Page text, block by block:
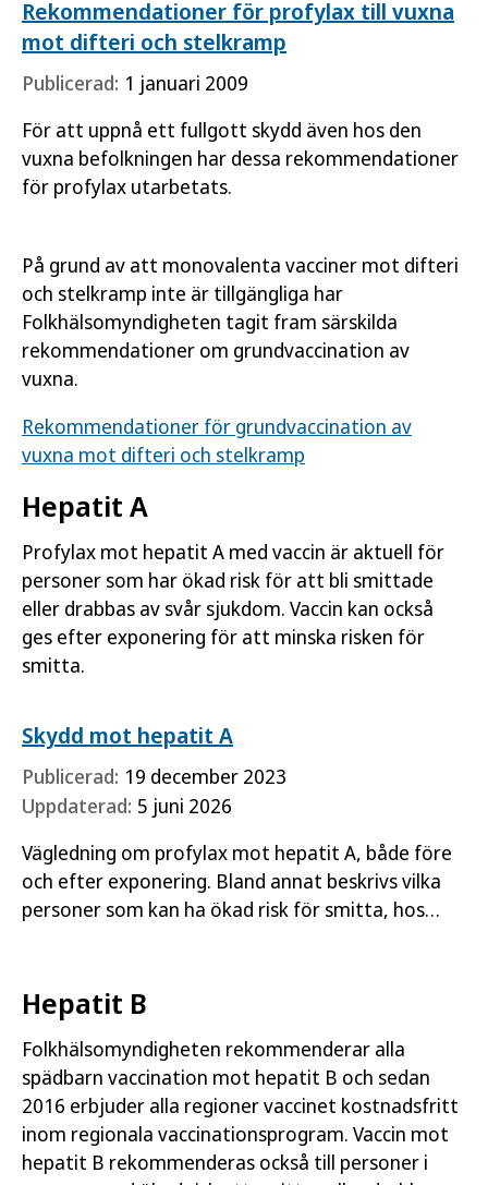
Rekommendationer för profylax till vuxna
mot difteri och stelkramp
Publicerad: 1 januari 2009
För att uppnå ett fullgott skydd även hos den
vuxna befolkningen har dessa rekommendationer
för profylax utarbetats.
På grund av att monovalenta vacciner mot difteri
och stelkramp inte är tillgängliga har
Folkhälsomyndigheten tagit fram särskilda
rekommendationer om grundvaccination av
vuxna.
Rekommendationer för grundvaccination av
vuxna mot difteri och stelkramp
Hepatit A
Profylax mot hepatit A med vaccin är aktuell för
personer som har ökad risk för att bli smittade
eller drabbas av svår sjukdom. Vaccin kan också
ges efter exponering för att minska risken för
smitta.
Skydd mot hepatit A
Publicerad: 19 december 2023
Uppdaterad: 5 juni 2026
Vägledning om profylax mot hepatit A, både före
och efter exponering. Bland annat beskrivs vilka
personer som kan ha ökad risk för smitta, hos
Hepatit B
Folkhälsomyndigheten rekommenderar alla
spädbarn vaccination mot hepatit B och sedan
2016 erbjuder alla regioner vaccinet kostnadsfritt
inom regionala vaccinationsprogram. Vaccin mot
hepatit B rekommenderas också till personer i